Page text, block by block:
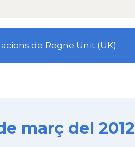
de Regne Unit (UK)
març del 2012